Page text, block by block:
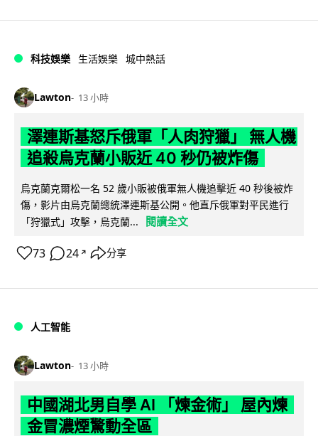
科技娛樂 生活娛樂 城中熱話
Lawton 13 小時
澤連斯基怒斥俄軍「人肉狩獵」 無人機
追殺烏克蘭小販近 40 秒仍被炸傷
烏克蘭克爾松一名 52 歲小販被俄軍無人機追擊近 40 秒後被炸
傷，影片由烏克蘭總統澤連斯基公開。他直斥俄軍對平民進行
「狩獵式」攻擊，烏克蘭...
閱讀全文
73 24 ↗ 分享
人工智能
Lawton 13 小時
中國湖北男自學 AI 「煉金術」 屋內煉
金冒濃煙驚動全區